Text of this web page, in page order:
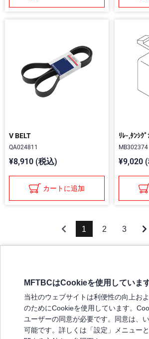
V BELT
QA024811
¥8,910 (税込)
カートに追加
ﾘﾚ-,ﾀﾝｼｸﾞ
MB302374
¥9,020
1 2 3
弊社の製品について
販売店リスト
MFTBCはCookieを使用していま
当社のウェブサイトは利便性の向上お
のためにCookieを使用しています。
ユーザーの同意が必要です。同意は、
可能です。詳しくは「設定」メニュー